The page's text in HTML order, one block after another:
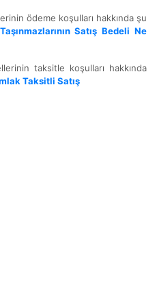
ödeme koşulları hakkında şu
Satış Bedeli Ne
taksitle koşulları hakkında
Taksitli Satış